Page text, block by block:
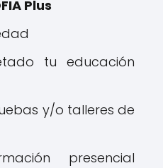
Plus
tu educación
y/o talleres de
presencial